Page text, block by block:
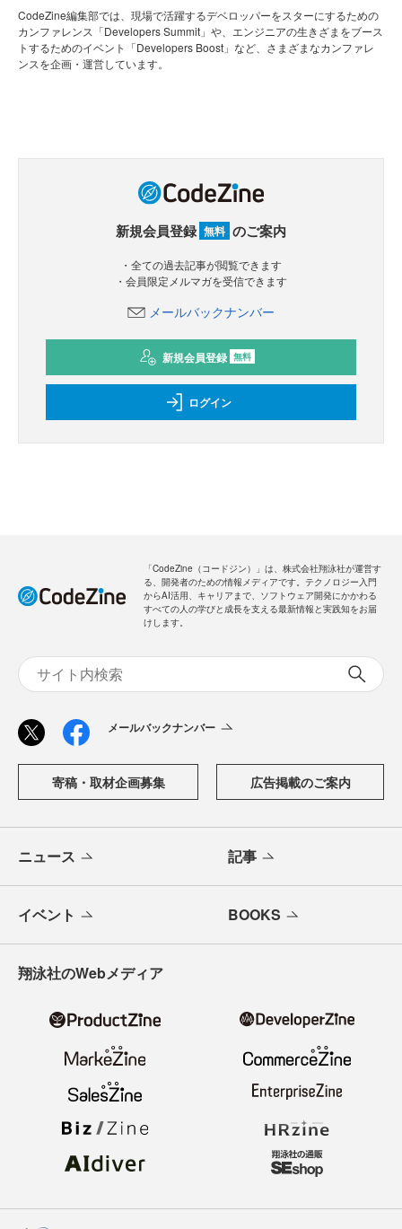
CodeZine編集部では、現場で活躍するデベロッパーをスターにするための
カンファレンス「Developers Summit」や、エンジニアの生きざまをブース
トするためのイベント「Developers Boost」など、さまざまなカンファレ
ンスを企画・運営しています。
新規会員登録 無料
ログイン
からAI活用、キャリアまで、ソフトウェア開発にかかわる
すべての人の学びと成長を支える最新情報と実践知をお届
ニュース 記事
イベント BOOKS